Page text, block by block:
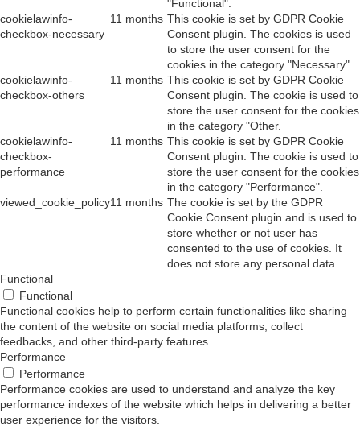
in the category "Other.
cookielawinfo-
checkbox-
11 months This cookie is set by GDPR Cookie
Consent plugin. The cookie is used to
store the user consent for the cookies
in the category "Performance".
viewed_cookie_policy 11 months The cookie is set by the GDPR
Cookie Consent plugin and is used to
store whether or not user has
consented to the use of cookies. It
does not store any personal data.
Functional
Functional
Functional cookies help to perform certain functionalities like sharing
the content of the website on social media platforms, collect
feedbacks, and other third-party features.
Performance cookies are used to understand and analyze the key
performance indexes of the website which helps in delivering a better
user experience for the visitors.
Analytics
Analytics
Analytical cookies are used to understand how visitors interact with the
website. These cookies help provide information on metrics the
number of visitors, bounce rate, traffic source, etc.
Advertisement
Advertisement
Advertisement cookies are used to provide visitors with relevant ads